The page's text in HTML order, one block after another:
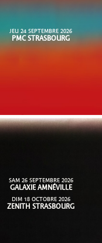
JEU 24 SEPTEMBRE 2026
PMC STRASBOURG
SAM 26 SEPTEMBRE 2026
GALAXIE AMNÉVILLE
DIM 18 OCTOBRE 2026
ZENITH STRASBOURG